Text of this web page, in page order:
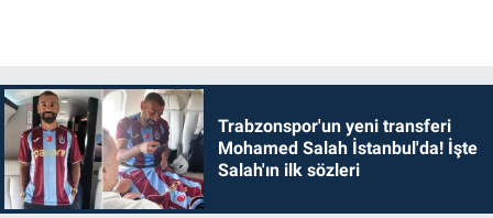
Trabzonspor'un yeni transferi
Mohamed Salah İstanbul'da! İşte
Salah'ın ilk sözleri